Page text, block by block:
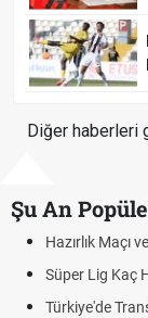
Diğer haberleri
Şu An
Resmî Maçlardan
Maç Oynanır?
Başlıyor ve